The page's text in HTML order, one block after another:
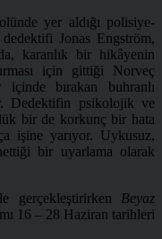
yer aldığı polisiye-
Jonas Engström,
karanlık bir hikâyenin
için gittiği Norveç
içinde bırakan buhranlı
Dedektifin psikolojik ve
bir de korkunç bir hata
işine yarıyor. Uykusuz,
bir uyarlama olarak
gerçekleştirirken Beyaz
16 – 28 Haziran tarihleri